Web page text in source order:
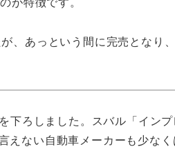
、あっという間に完売となり
下ろしました。スバル「インプ
えない自動車メーカーも少なく